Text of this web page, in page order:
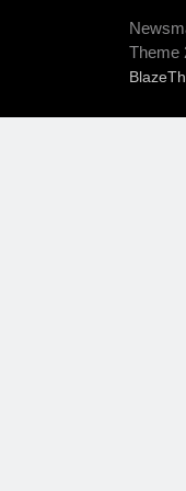
Theme